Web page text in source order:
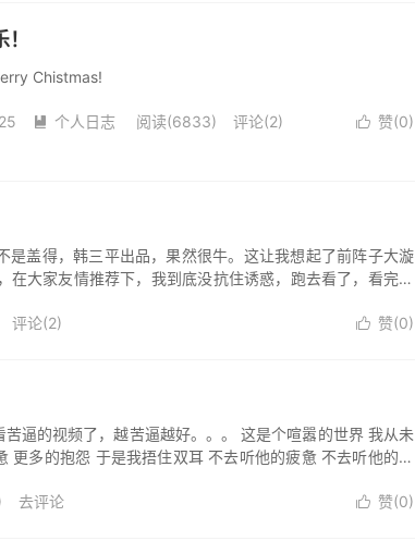
Chistmas!
 赞(0)
 个人日志 阅读(6833) 评论(2)
盖得，韩三平出品，果然很牛。这让我想起了前阵子大漩
大家友情推荐下，我到底没抗住诱惑，跑去看了，看完后
 赞(0)
评论(2)
逼的视频了，越苦逼越好。。。 这是个喧嚣的世界 我从未
多的抱怨 于是我捂住双耳 不去听他的疲惫 不去听他的昌
 赞(0)
去评论